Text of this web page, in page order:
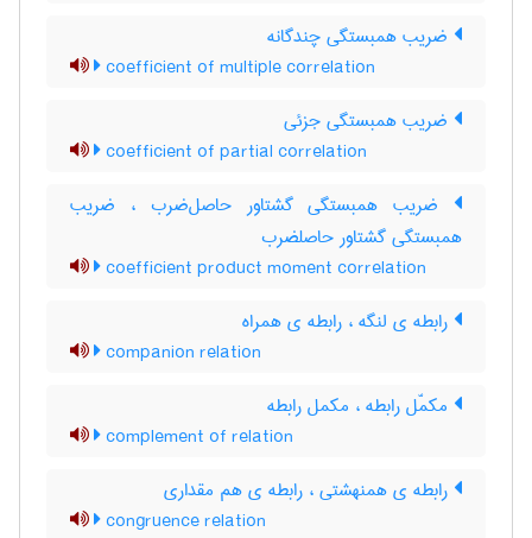
ضریب همبستگی چندگانه
coefficient of multiple correlation
ضریب همبستگی جزئی
coefficient of partial correlation
ضریب همبستگی گشتاور حاصل‌ضرب ، ضریب
همبستگی گشتاور حاصلضرب
coefficient product moment correlation
رابطه ی لنگه ، رابطه ی همراه
companion relation
مکمّل رابطه ، مکمل رابطه
complement of relation
رابطه ی همنهشتی ، رابطه ی هم مقداری
congruence relation